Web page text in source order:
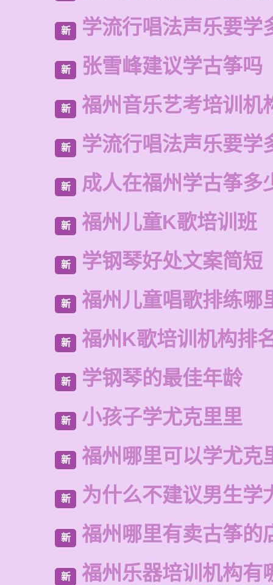
新 学流行唱法声乐要学
新 张雪峰建议学古筝吗
新 福州音乐艺考培训机
新 学流行唱法声乐要学
新 成人在福州学古筝多
新 福州儿童K歌培训班
新 学钢琴好处文案简短
新 福州儿童唱歌排练哪
新 福州K歌培训机构排
新 学钢琴的最佳年龄
新 小孩子学尤克里里
新 福州哪里可以学尤克
新 为什么不建议男生学
新 福州哪里有卖古筝的
新 福州乐器培训机构有